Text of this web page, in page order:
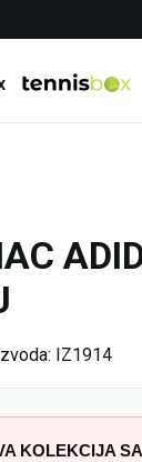
IZ1914
KOLEKCIJA